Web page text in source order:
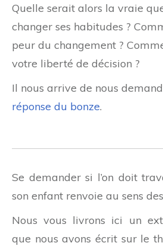
Quelle serait alors la vraie
changer ses habitudes ?
peur du changement ?
votre liberté de décision ?
Il nous arrive de nous
réponse du bonze.
Se demander si l’on doit
son enfant renvoie au sens
Nous vous livrons ici un
que nous avons écrit sur le